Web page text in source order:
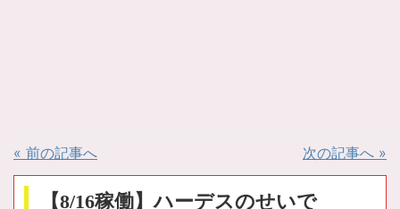
« 前の記事へ 次の記事へ »
【8/16稼働】ハーデスのせいで